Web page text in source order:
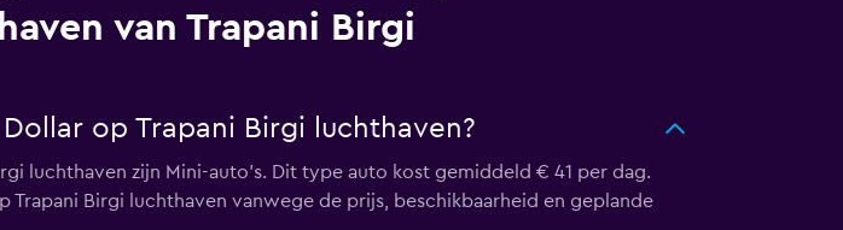
van Trapani Birgi
op Trapani Birgi luchthaven?
luchthaven zijn Mini-auto's. Dit type auto kost gemiddeld € 41 per dag.
Birgi luchthaven vanwege de prijs, beschikbaarheid en geplande